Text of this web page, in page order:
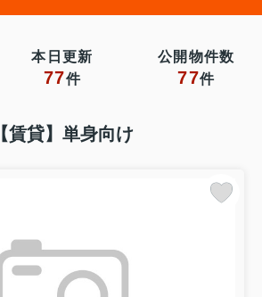
本日更新
77件
公開物件数
77件
【賃貸】単身向け